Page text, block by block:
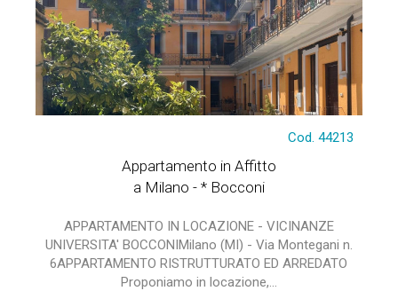
Cod. 44213
Appartamento in Affitto
a Milano - * Bocconi
APPARTAMENTO IN LOCAZIONE - VICINANZE
UNIVERSITA' BOCCONIMilano (MI) - Via Montegani n.
6APPARTAMENTO RISTRUTTURATO ED ARREDATO
Proponiamo in locazione,...